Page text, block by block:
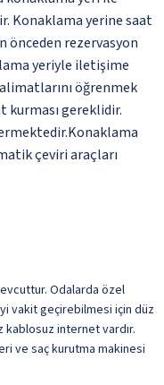
Konaklama yerine saat
önceden rezervasyon
yeriyle iletişime
öğrenmek
gereklidir.
çeviri araçları
Odalarda özel
vakit geçirebilmesi için düz
internet vardır.
ve saç kurutma makinesi